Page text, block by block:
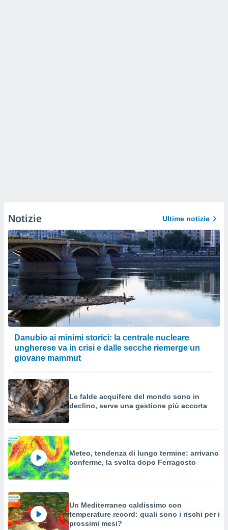
Notizie Ultime notizie
Danubio ai minimi storici: la centrale nucleare
ungherese va in crisi e dalle secche riemerge un
giovane mammut
Le falde acquifere del mondo sono in
declino, serve una gestione più accorta
Meteo, tendenza di lungo termine: arrivano
conferme, la svolta dopo Ferragosto
Un Mediterraneo caldissimo con
temperature record: quali sono i rischi per i
prossimi mesi?